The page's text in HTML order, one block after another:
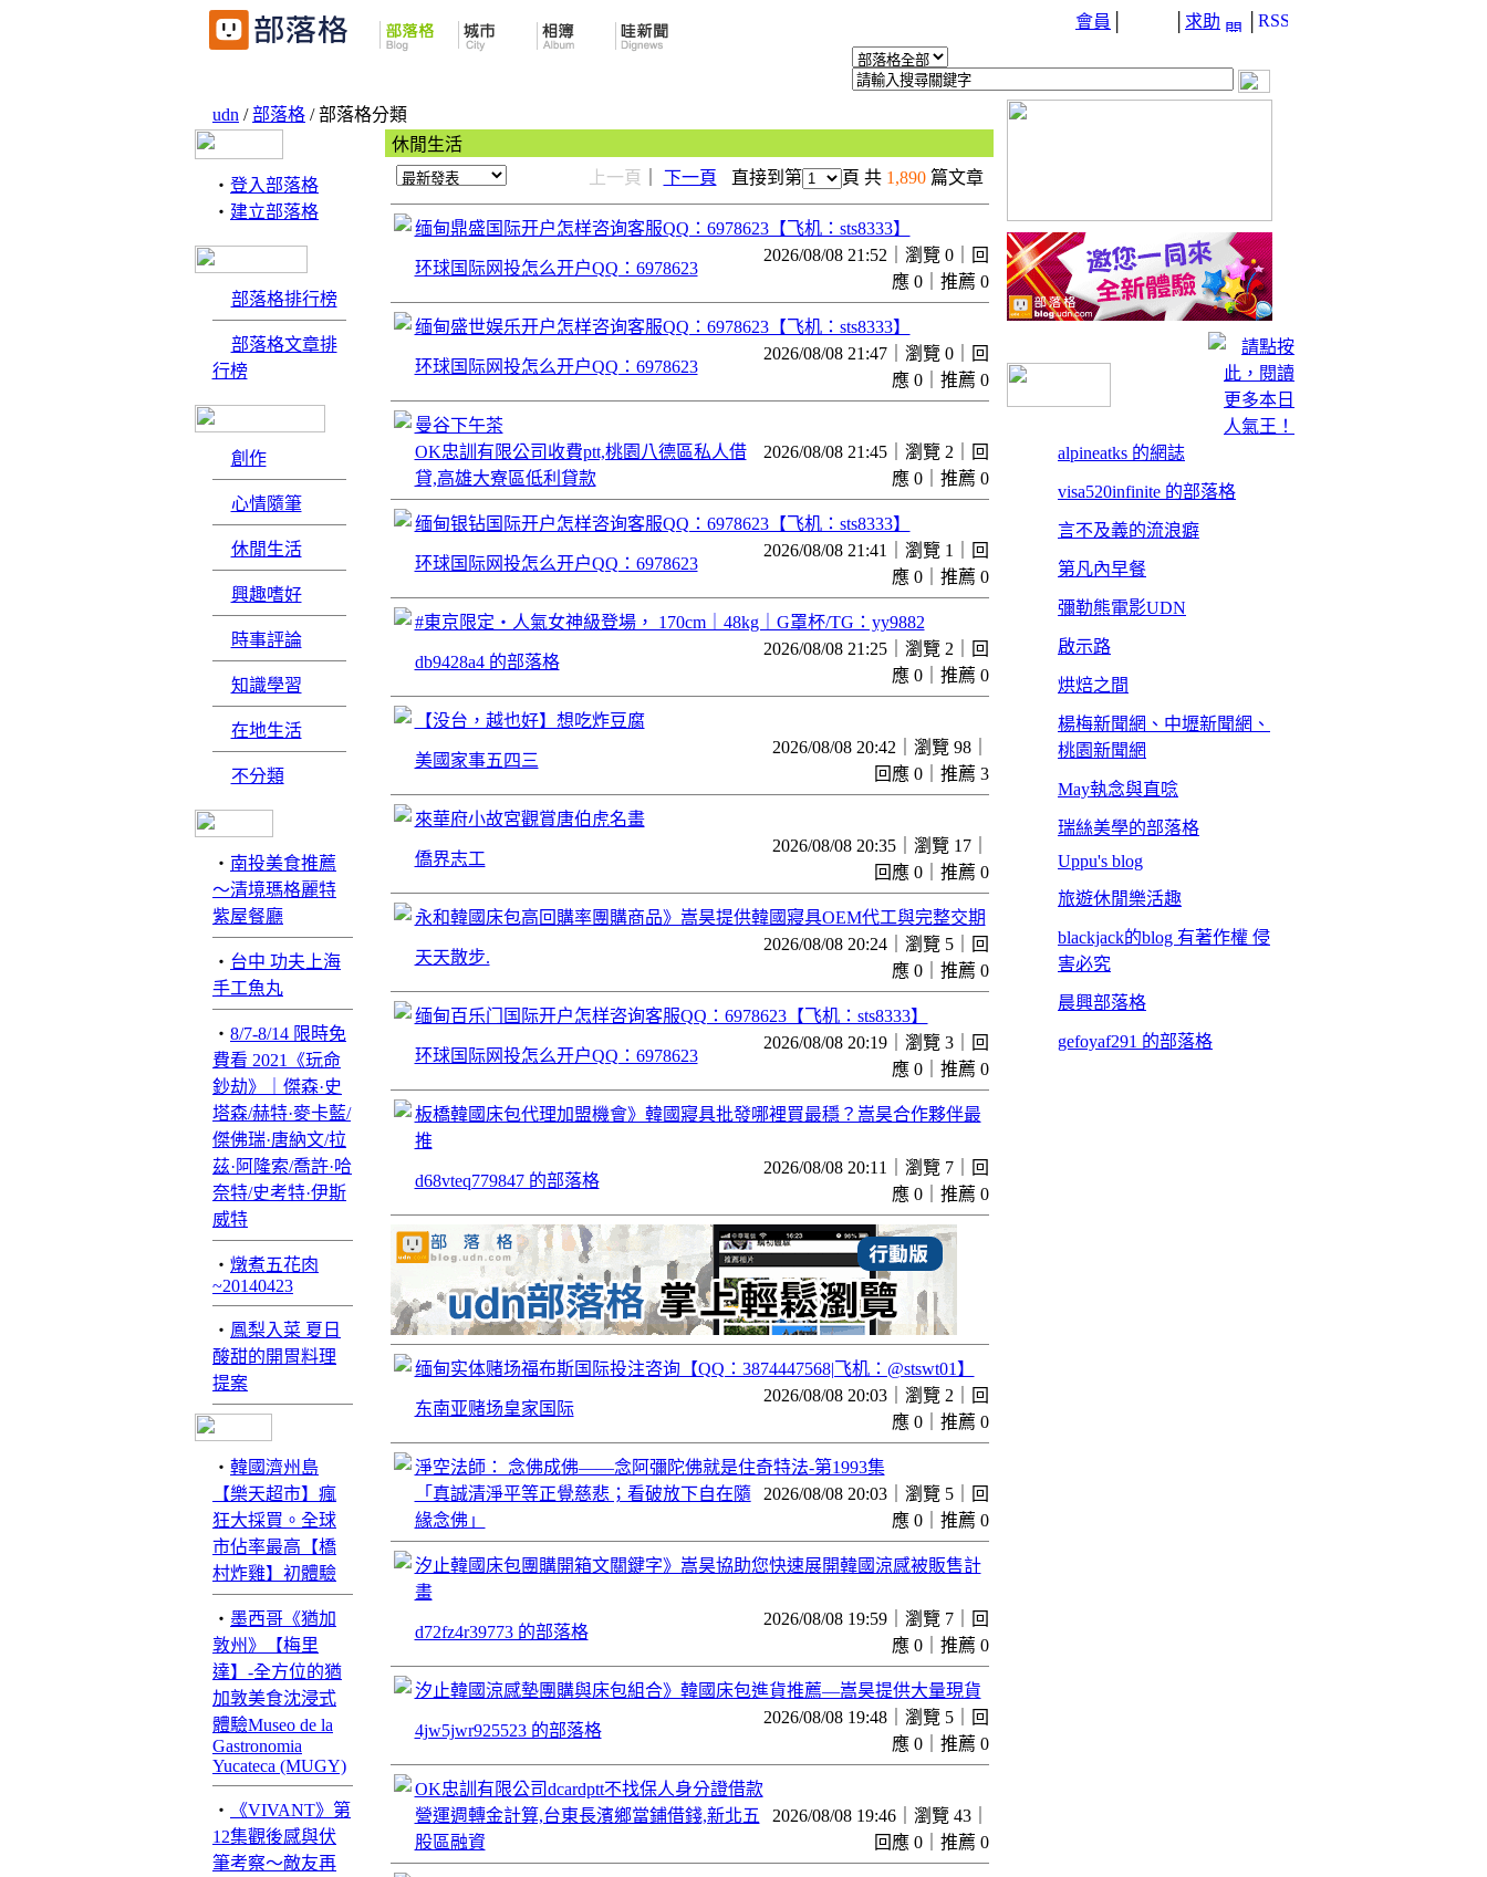
會員 求助
udn /部落格 / 部落格分類
‧ 登入部落格
‧ 建立部落格
部落格排行榜
部落格文章排
行榜
創作
心情隨筆
休閒生活
興趣嗜好
時事評論
知識學習
在地生活
不分類
‧ 南投美食推薦
～清境瑪格麗特
紫屋餐廳
‧ 台中 功夫上海
手工魚丸
‧ 8/7-8/14 限時免
費看 2021《玩命
鈔劫》｜傑森·史
塔森/赫特·麥卡藍/
傑佛瑞·唐納文/拉
茲·阿隆索/喬許·哈
奈特/史考特·伊斯
威特
‧ 燉煮五花肉
~20140423
‧ 鳳梨入菜 夏日
酸甜的開胃料理
提案
‧ 韓國濟州島
【樂天超市】瘋
狂大採買。全球
市佔率最高【橋
村炸雞】初體驗
‧ 墨西哥《猶加
敦州》【梅里
達】-全方位的猶
加敦美食沈浸式
體驗Museo de la
Gastronomia
Yucateca (MUGY)
‧
《VIVANT》第
12集觀後感與伏
筆考察～敵友再
休閒生活
上一頁
下一頁 直接到第 頁 共 1,890篇文章
缅甸鼎盛国际开户怎样咨询客服QQ：6978623【飞机：sts8333】
环球国际网投怎么开户QQ：6978623
2026/08/08 21:52｜瀏覽 0｜回
應 0｜推薦 0
缅甸盛世娱乐开户怎样咨询客服QQ：6978623【飞机：sts8333】
环球国际网投怎么开户QQ：6978623
2026/08/08 21:47｜瀏覽 0｜回
應 0｜推薦 0
曼谷下午茶
OK忠訓有限公司收費ptt,桃園八德區私人借
貸,高雄大寮區低利貸款
2026/08/08 21:45｜瀏覽 2｜回
應 0｜推薦 0
缅甸银钻国际开户怎样咨询客服QQ：6978623【飞机：sts8333】
环球国际网投怎么开户QQ：6978623
2026/08/08 21:41｜瀏覽 1｜回
應 0｜推薦 0
#東京限定・人氣女神級登場， 170cm｜48kg｜G罩杯/TG：yy9882
db9428a4 的部落格
2026/08/08 21:25｜瀏覽 2｜回
應 0｜推薦 0
【没台，越也好】想吃炸豆腐
美國家事五四三
2026/08/08 20:42｜瀏覽 98｜
回應 0｜推薦 3
來華府小故宮觀賞唐伯虎名畫
僑界志工
2026/08/08 20:35｜瀏覽 17｜
回應 0｜推薦 0
永和韓國床包高回購率團購商品》嵩昊提供韓國寢具OEM代工與完整交期
天天散步.
2026/08/08 20:24｜瀏覽 5｜回
應 0｜推薦 0
缅甸百乐门国际开户怎样咨询客服QQ：6978623【飞机：sts8333】
环球国际网投怎么开户QQ：6978623
2026/08/08 20:19｜瀏覽 3｜回
應 0｜推薦 0
板橋韓國床包代理加盟機會》韓國寢具批發哪裡買最穩？嵩昊合作夥伴最
推
d68vteq779847 的部落格
2026/08/08 20:11｜瀏覽 7｜回
應 0｜推薦 0
缅甸实体赌场福布斯国际投注咨询【QQ：3874447568|飞机：@stswt01】
东南亚赌场皇家国际
2026/08/08 20:03｜瀏覽 2｜回
應 0｜推薦 0
淨空法師： 念佛成佛——念阿彌陀佛就是住奇特法-第1993集
「真誠清淨平等正覺慈悲；看破放下自在隨
緣念佛」
2026/08/08 20:03｜瀏覽 5｜回
應 0｜推薦 0
汐止韓國床包團購開箱文關鍵字》嵩昊協助您快速展開韓國涼感被販售計
畫
d72fz4r39773 的部落格
2026/08/08 19:59｜瀏覽 7｜回
應 0｜推薦 0
汐止韓國涼感墊團購與床包組合》韓國床包進貨推薦—嵩昊提供大量現貨
4jw5jwr925523 的部落格
2026/08/08 19:48｜瀏覽 5｜回
應 0｜推薦 0
OK忠訓有限公司dcardptt不找保人身分證借款
營運週轉金計算,台東長濱鄉當鋪借錢,新北五
股區融資
2026/08/08 19:46｜瀏覽 43｜
回應 0｜推薦 0
alpineatks 的網誌
visa520infinite 的部落格
言不及義的流浪癖
第凡內早餐
彌勒熊電影UDN
啟示路
烘焙之間
楊梅新聞網、中壢新聞網、
桃園新聞網
May執念與直唸
瑞絲美學的部落格
Uppu's blog
旅遊休閒樂活趣
blackjack的blog 有著作權 侵
害必究
晨興部落格
gefoyaf291 的部落格